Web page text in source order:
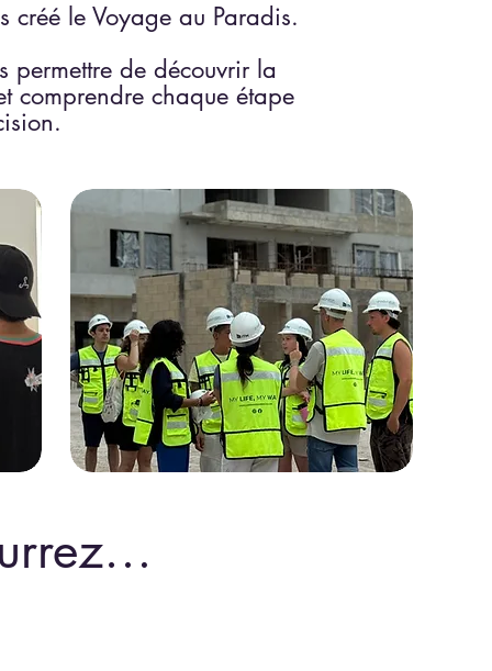
créé le Voyage au Paradis.
permettre de découvrir la
comprendre chaque étape